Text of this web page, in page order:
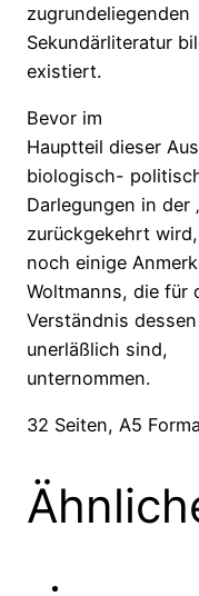
zugrundeliegenden
Sekundärliteratur
existiert.
Bevor im
Hauptteil dieser
biologisch-
Darlegungen in der
zurückgekehrt
noch einige
Woltmanns, die für
Verständnis
unerläßlich sind,
unternommen.
32 Seiten, A5